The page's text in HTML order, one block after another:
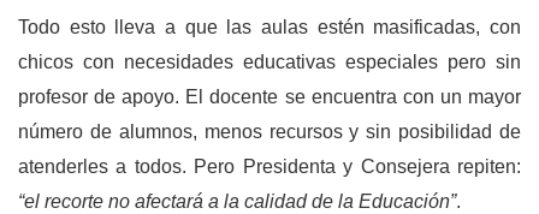
Todo esto lleva a que las aulas estén masificadas, con
chicos con necesidades educativas especiales pero sin
profesor de apoyo. El docente se encuentra con un mayor
número de alumnos, menos recursos y sin posibilidad de
atenderles a todos. Pero Presidenta y Consejera repiten:
“el recorte no afectará a la calidad de la Educación”.